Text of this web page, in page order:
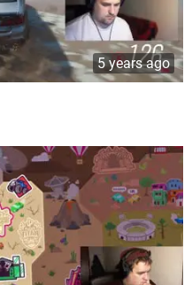
5 years ago